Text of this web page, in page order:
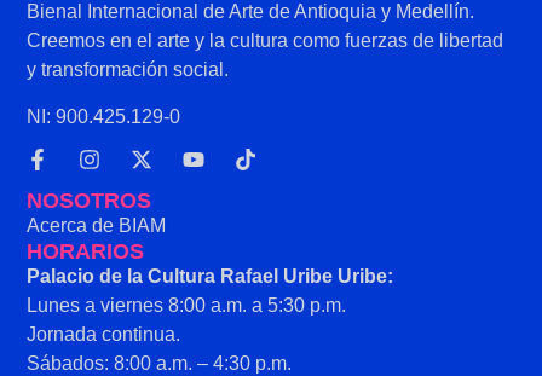
Bienal Internacional de Arte de Antioquia y Medellín.
Creemos en el arte y la cultura como fuerzas de libertad
y transformación social.
NI: 900.425.129-0
NOSOTROS
Acerca de BIAM
HORARIOS
Palacio de la Cultura Rafael Uribe Uribe:
Lunes a viernes 8:00 a.m. a 5:30 p.m.
Jornada continua.
Sábados: 8:00 a.m. – 4:30 p.m.